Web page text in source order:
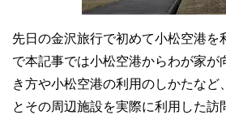
先日の金沢旅行で初めて小松空港を
で本記事では小松空港からわが家が
き方や小松空港の利用のしかたなど
とその周辺施設を実際に利用した訪